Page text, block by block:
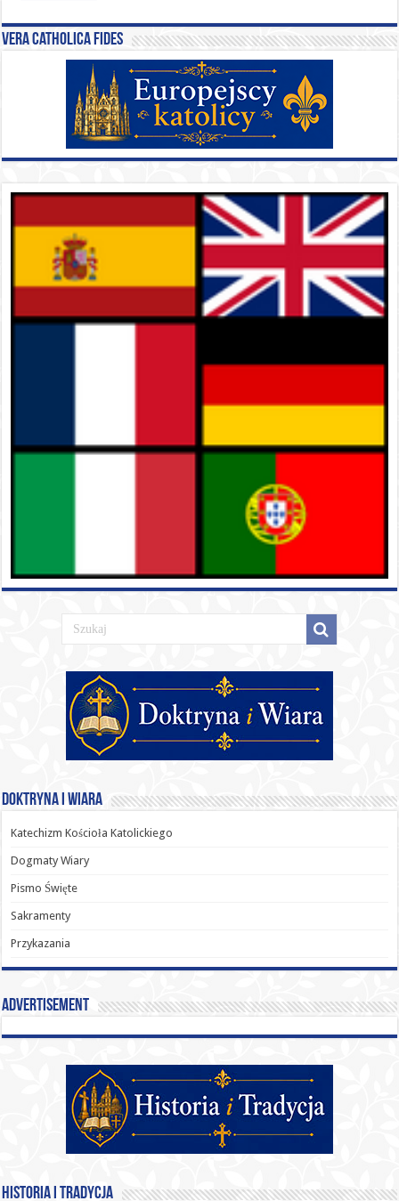
Vera catholica fides
Doktryna i Wiara
Katechizm Kościoła Katolickiego
Dogmaty Wiary
Pismo Święte
Sakramenty
Przykazania
Advertisement
Historia i Tradycja